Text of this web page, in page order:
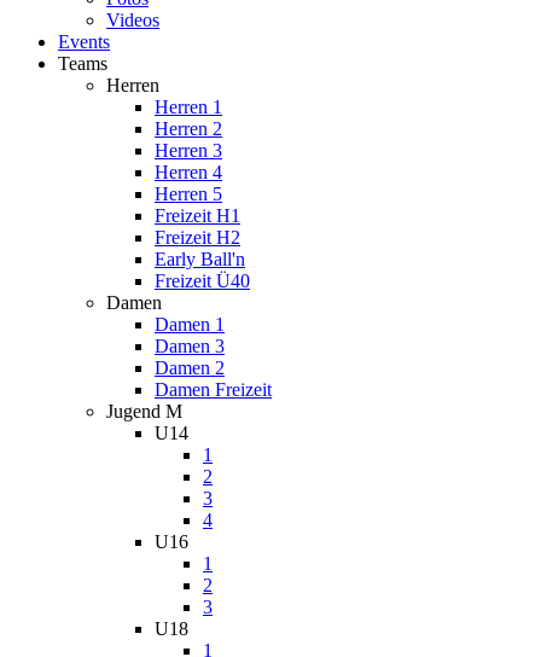
Videos
Events
Teams
Herren
Herren 1
Herren 2
Herren 3
Herren 4
Herren 5
Freizeit H1
Freizeit H2
Early Ball'n
Freizeit Ü40
Damen
Damen 1
Damen 3
Damen 2
Damen Freizeit
Jugend M
U14
1
2
3
4
U16
1
2
3
U18
1